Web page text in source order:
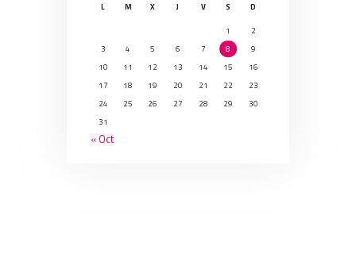
L M X J V S
D
1
2
3
4 5 6 7 8
9
10
11 12 13 14 15
16
17
18 19 20 21 22
23
24
25 26 27 28 29
30
31
« Oct